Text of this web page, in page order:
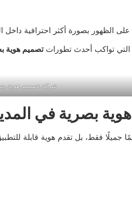
الظهور بصورة أكثر احترافية
التي تواكب أحدث تطوراتتصميم هوية
شركة تصميم هوية
بصرية في
جميلًا فقط، بل تقدم هوية قابلة